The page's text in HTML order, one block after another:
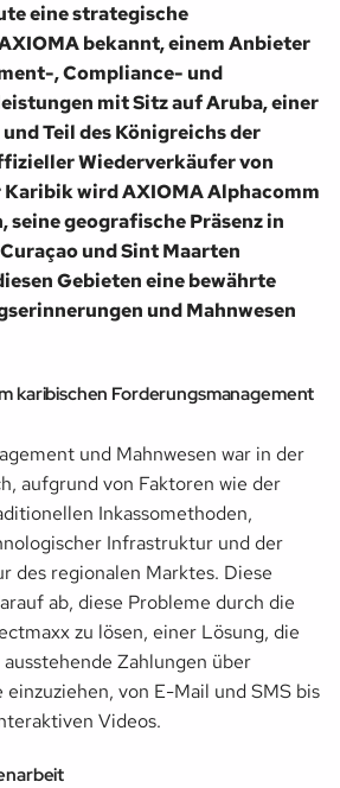
eine strategische
bekannt, einem Anbieter
, Compliance- und
mit Sitz auf Aruba, einer
Teil des Königreichs der
Wiederverkäufer von
wird AXIOMA Alphacomm
seine geografische Präsenz in
und Sint Maarten
Gebieten eine bewährte
und Mahnwesen
karibischen Forderungsmanagement
und Mahnwesen war in der
aufgrund von Faktoren wie der
Inkassomethoden,
Infrastruktur und der
des regionalen Marktes. Diese
ab, diese Probleme durch die
zu lösen, einer Lösung, die
Zahlungen über
einzuziehen, von E-Mail und SMS bis
Videos.